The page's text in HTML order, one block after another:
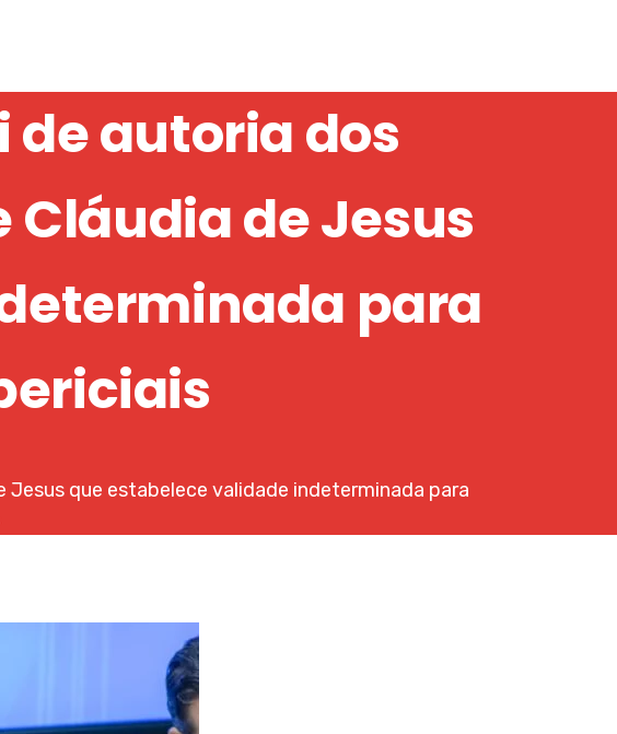
autoria dos
de Jesus
para
Jesus que estabelece validade indeterminada para